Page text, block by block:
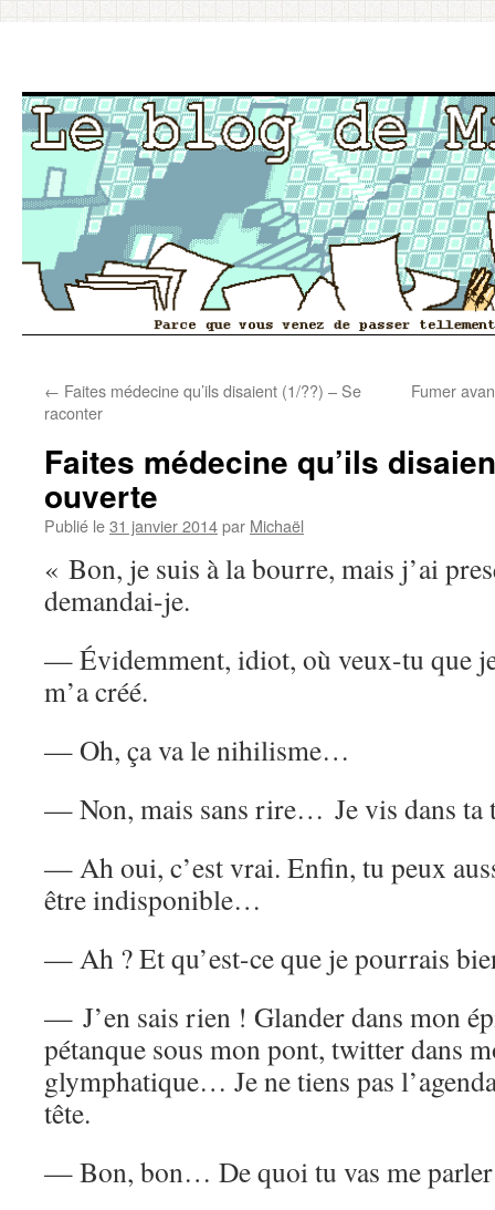
au← Faites médecine qu’ils disaient (1/??) – Se
raconter
Fumer
Faites médecine qu’ils
ouverte
Publié le31 janvier 2014par Michaël
« Bon, je suis à la bourre, mais j’ai
demandai-je.
— Évidemment, idiot, où veux-tu que
m’a créé.
— Oh, ça va le nihilisme…
— Non, mais sans rire… Je vis dans ta
— Ah oui, c’est vrai. Enfin, tu peux
être indisponible…
— Ah ? Et qu’est-ce que je pourrais
— J’en sais rien ! Glander dans mon
pétanque sous mon pont, twitter dans
glymphatique… Je ne tiens pas
tête.
— Bon, bon… De quoi tu vas me parler